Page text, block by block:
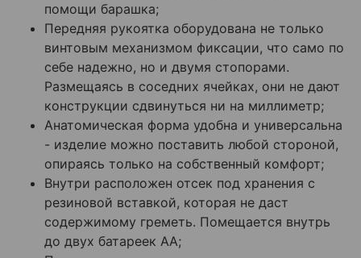
помощи барашка;
Передняя рукоятка оборудована не только
винтовым механизмом фиксации, что само по
себе надежно, но и двумя стопорами.
Размещаясь в соседних ячейках, они не дают
конструкции сдвинуться ни на миллиметр;
Анатомическая форма удобна и универсальна
- изделие можно поставить любой стороной,
опираясь только на собственный комфорт;
Внутри расположен отсек под хранения с
резиновой вставкой, которая не даст
содержимому греметь. Помещается внутрь
до двух батареек АА;